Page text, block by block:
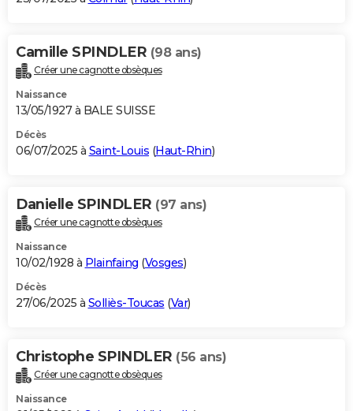
Camille SPINDLER (98 ans)
Créer une cagnotte obsèques
Naissance
13/05/1927 à BALE SUISSE
Décès
06/07/2025 à Saint-Louis (Haut-Rhin)
Danielle SPINDLER (97 ans)
Créer une cagnotte obsèques
Naissance
10/02/1928 à Plainfaing (Vosges)
Décès
27/06/2025 à Solliès-Toucas (Var)
Christophe SPINDLER (56 ans)
Créer une cagnotte obsèques
Naissance